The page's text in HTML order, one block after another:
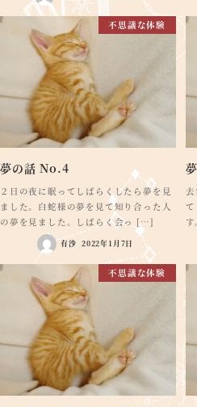
不思議な体験
夢の話 No.4
２日の夜に眠ってしばらくしたら夢を見
ました。白蛇様の夢を見て知り合った人
の夢を見ました。しばらく会っ […]
有沙 2022年1月7日
不思議な体験